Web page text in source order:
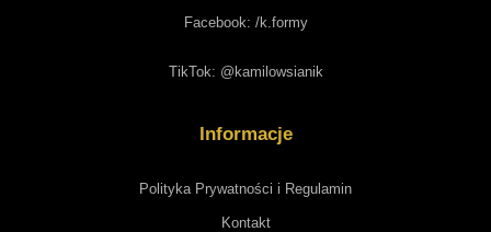
Facebook: /k.formy
TikTok: @kamilowsianik
Informacje
Polityka Prywatności i Regulamin
Kontakt